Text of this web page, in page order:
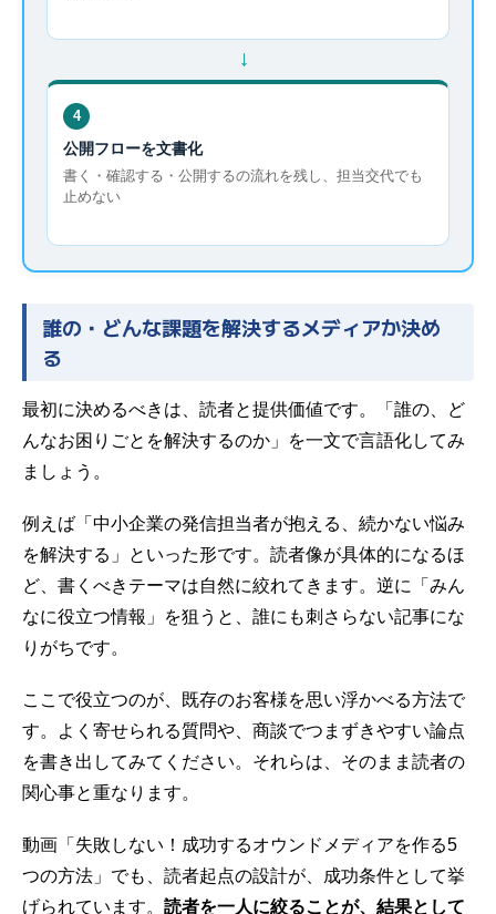
→
4
公開フローを文書化
書く・確認する・公開するの流れを残し、担当交代でも
止めない
誰の・どんな課題を解決するメディアか決め
る
最初に決めるべきは、読者と提供価値です。「誰の、ど
んなお困りごとを解決するのか」を一文で言語化してみ
ましょう。
例えば「中小企業の発信担当者が抱える、続かない悩み
を解決する」といった形です。読者像が具体的になるほ
ど、書くべきテーマは自然に絞れてきます。逆に「みん
なに役立つ情報」を狙うと、誰にも刺さらない記事にな
りがちです。
ここで役立つのが、既存のお客様を思い浮かべる方法で
す。よく寄せられる質問や、商談でつまずきやすい論点
を書き出してみてください。それらは、そのまま読者の
関心事と重なります。
動画「失敗しない！成功するオウンドメディアを作る5
つの方法」でも、読者起点の設計が、成功条件として挙
げられています。 読者を一人に絞ることが、結果として